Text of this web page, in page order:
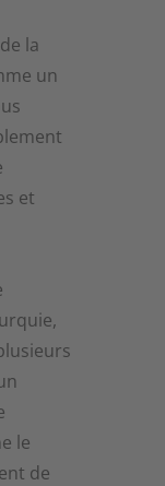
la
un
et
le
de